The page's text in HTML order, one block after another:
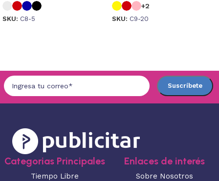
SKU: C8-5
+2
SKU: C9-20
Categorias Principales
Tiempo Libre
Enlaces de interés
Sobre Nosotros